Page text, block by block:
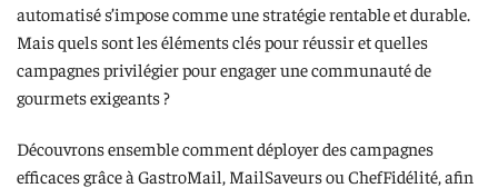
automatisé s’impose comme une stratégie rentable et durable.
Mais quels sont les éléments clés pour réussir et quelles
campagnes privilégier pour engager une communauté de
gourmets exigeants ?
Découvrons ensemble comment déployer des campagnes
efficaces grâce à GastroMail, MailSaveurs ou ChefFidélité, afin